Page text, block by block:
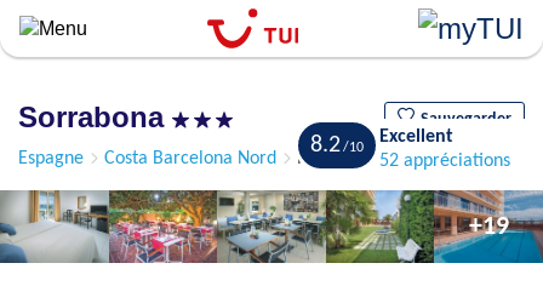
Aller
principal
Sorrabona Sauvegarder
Espagne Costa Barcelona Nord Pineda de Mar
8.2
Excellent
52 appréciations
+19